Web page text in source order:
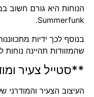
Summerfunk.
בנוסף לכך ידיות
שהמזוודות תהיינה
**סטייל צעיר